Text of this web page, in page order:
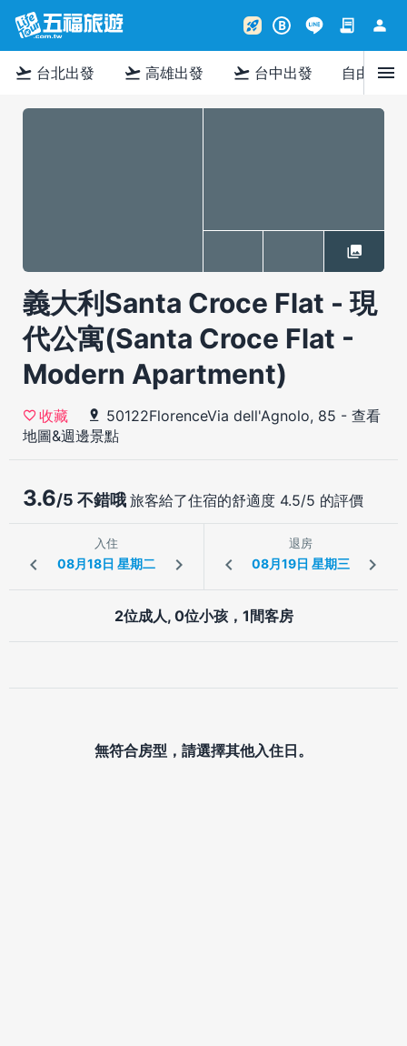
rocket_launch B contract person
flight_takeoff 台北出發 flight_takeoff 高雄出發 flight_takeoff 台中出發 自由行menu
義大利Santa Croce Flat - 現
代公寓(Santa Croce Flat -
Modern Apartment)
收藏 50122FlorenceVia dell'Agnolo, 85 - 查看
地圖&週邊景點
3.6/5 不錯哦 旅客給了住宿的舒適度 4.5/5 的評價
入住 退房
2位成人, 0位小孩，1間客房
無符合房型，請選擇其他入住日。